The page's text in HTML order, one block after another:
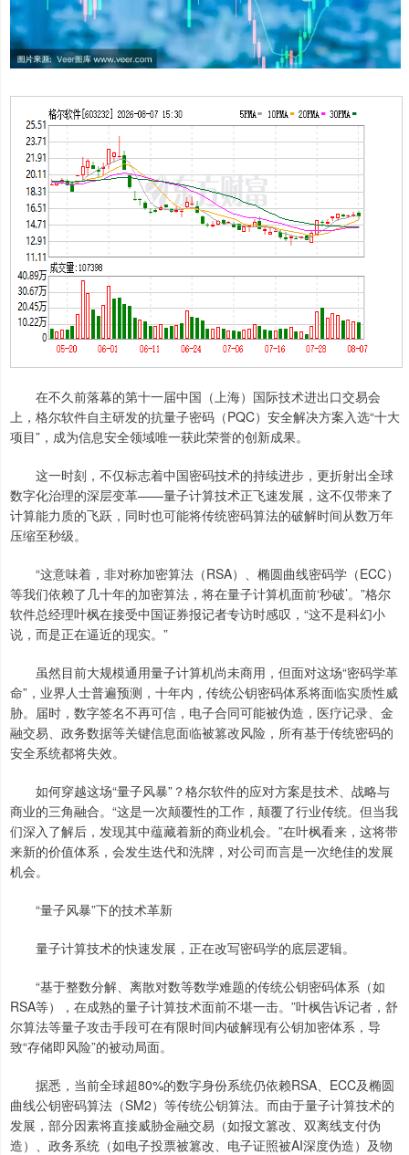
在不久前落幕的第十一届中国（上海）国际技术进出口交易会
上，格尔软件自主研发的抗量子密码（PQC）安全解决方案入选“十大
项目”，成为信息安全领域唯一获此荣誉的创新成果。
这一时刻，不仅标志着中国密码技术的持续进步，更折射出全球
数字化治理的深层变革——量子计算技术正飞速发展，这不仅带来了
计算能力质的飞跃，同时也可能将传统密码算法的破解时间从数万年
压缩至秒级。
“这意味着，非对称加密算法（RSA）、椭圆曲线密码学（ECC）
等我们依赖了几十年的加密算法，将在量子计算机面前‘秒破’。”格尔
软件总经理叶枫在接受中国证券报记者专访时感叹，“这不是科幻小
说，而是正在逼近的现实。”
虽然目前大规模通用量子计算机尚未商用，但面对这场“密码学革
命”，业界人士普遍预测，十年内，传统公钥密码体系将面临实质性威
胁。届时，数字签名不再可信，电子合同可能被伪造，医疗记录、金
融交易、政务数据等关键信息面临被篡改风险，所有基于传统密码的
安全系统都将失效。
如何穿越这场“量子风暴”？格尔软件的应对方案是技术、战略与
商业的三角融合。“这是一次颠覆性的工作，颠覆了行业传统。但当我
们深入了解后，发现其中蕴藏着新的商业机会。”在叶枫看来，这将带
来新的价值体系，会发生迭代和洗牌，对公司而言是一次绝佳的发展
机会。
“量子风暴”下的技术革新
量子计算技术的快速发展，正在改写密码学的底层逻辑。
“基于整数分解、离散对数等数学难题的传统公钥密码体系（如
RSA等），在成熟的量子计算技术面前不堪一击。”叶枫告诉记者，舒
尔算法等量子攻击手段可在有限时间内破解现有公钥加密体系，导
致“存储即风险”的被动局面。
据悉，当前全球超80%的数字身份系统仍依赖RSA、ECC及椭圆
曲线公钥密码算法（SM2）等传统公钥算法。而由于量子计算技术的
发展，部分因素将直接威胁金融交易（如报文篡改、双离线支付伪
造）、政务系统（如电子投票被篡改、电子证照被AI深度伪造）及物